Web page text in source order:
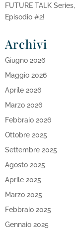
FUTURE TALK Series,
Episodio #2!
Archivi
Giugno 2026
Maggio 2026
Aprile 2026
Marzo 2026
Febbraio 2026
Ottobre 2025
Settembre 2025
Agosto 2025
Aprile 2025
Marzo 2025
Febbraio 2025
Gennaio 2025